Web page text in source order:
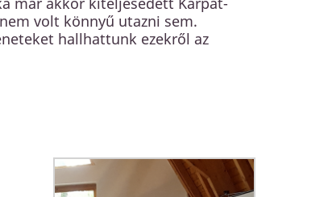
volt könnyű utazni sem.
hallhattunk ezekről az